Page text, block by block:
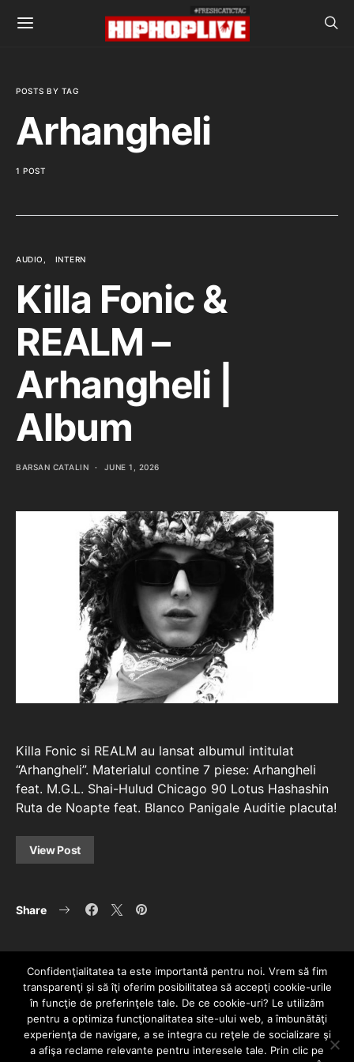
POSTS BY TAG
Arhangheli
1 POST
AUDIO INTERN
Killa Fonic &
REALM –
Arhangheli |
Album
BARSAN CATALIN JUNE 1, 2026
Killa Fonic si REALM au lansat albumul intitulat
“Arhangheli”. Materialul contine 7 piese: Arhangheli
feat. M.G.L. Shai-Hulud Chicago 90 Lotus Hashashin
Ruta de Noapte feat. Blanco Panigale Auditie placuta!
View Post
Share
HOME CONTACT POLITICĂ DE CONFIDENȚIALITATE
Confidenţialitatea ta este importantă pentru noi. Vrem să fim
transparenţi și să îţi oferim posibilitatea să accepţi cookie-urile
în funcţie de preferinţele tale. De ce cookie-uri? Le utilizăm
pentru a optimiza funcţionalitatea site-ului web, a îmbunătăţi
experienţa de navigare, a se integra cu reţele de socializare şi
a afişa reclame relevante pentru interesele tale. Prin clic pe